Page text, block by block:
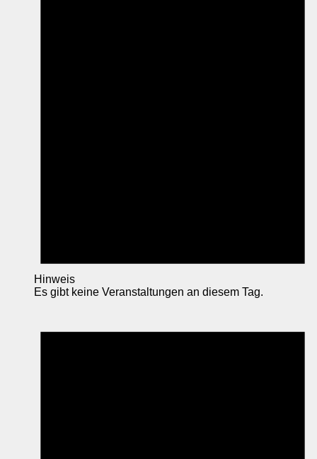
Hinweis
Es gibt keine Veranstaltungen an diesem Tag.